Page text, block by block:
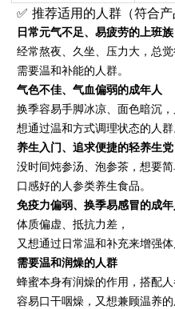
✅ 推荐适用的人群（符合产
日常元气不足、易疲劳的上班族
经常熬夜、久坐、压力大，总
需要温和补能的人群。
气色不佳、气血偏弱的成年人
换季容易手脚冰凉、面色暗沉
想通过温和方式调理状态的人群
养生入门、追求便捷的轻养生党
没时间炖参汤、泡参茶，想要
口感好的人参类养生食品。
免疫力偏弱、换季易感冒的成年
体质偏虚、抵抗力差，
又想通过日常温和补充来增强体
需要温和润燥的人群
蜂蜜本身有润燥的作用，搭配人
容易口干咽燥，又想兼顾温养的